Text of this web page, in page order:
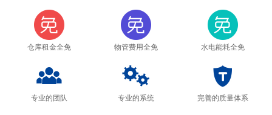
仓库租金全免 物管费用全免 水电能耗全免
专业的团队 专业的系统 完善的质量体系